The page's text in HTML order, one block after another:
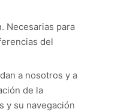
Necesarias para
del
a nosotros y a
de la
y su navegación